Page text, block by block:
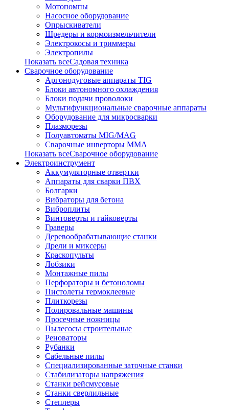
Мотопомпы
Насосное оборудование
Опрыскиватели
Шредеры и кормоизмельчители
Электрокосы и триммеры
Электропилы
Показать всеСадовая техника
Сварочное оборудование
Аргонодуговые аппараты TIG
Блоки автономного охлаждения
Блоки подачи проволоки
Мультифункциональные сварочные аппараты
Оборудование для микросварки
Плазморезы
Полуавтоматы MIG/MAG
Сварочные инверторы ММА
Показать всеСварочное оборудование
Электроинструмент
Аккумуляторные отвертки
Аппараты для сварки ПВХ
Болгарки
Вибраторы для бетона
Виброплиты
Винтоверты и гайковерты
Граверы
Деревообрабатывающие станки
Дрели и миксеры
Краскопульты
Лобзики
Монтажные пилы
Перфораторы и бетоноломы
Пистолеты термоклеевые
Плиткорезы
Полировальные машины
Просечные ножницы
Пылесосы строительные
Реноваторы
Рубанки
Сабельные пилы
Специализированные заточные станки
Стабилизаторы напряжения
Станки рейсмусовые
Станки сверлильные
Степлеры